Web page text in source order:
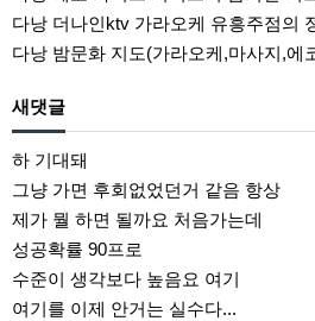
다낭 더나인ktv 가라오케 유흥주점의 정석
다낭 밤문화 지도(가라오케,마사지,에코걸,토킹바,클럽) 유
새댓글
하 기대돼
그냥 가면 후회없었던거 같음 항상
제가 뭘 하면 될까요 처음가는데
성공확률 90프로
수준이 생각보다 높음요 여기
여기를 이제 안거는 실수다...